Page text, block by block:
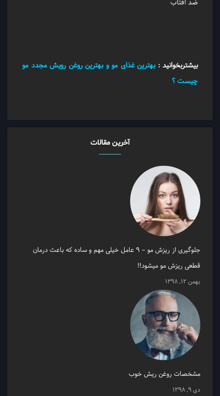
ضد آفتاب
بیشتربخوانید :بهترین غذای مو و بهترین روغن رویش مجدد مو
چیست ؟
آخرین مقالات
جلوگیری از ریزش مو – 9 عامل خیلی مهم و ساده که باعث درمان
قطعی ریزش مو میشود!!
بهمن 12, 1398
مشخصات روغن ریش خوب
دی 9, 1398